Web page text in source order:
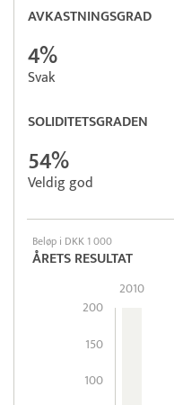
AVKASTNINGSGRAD
4%
Svak
SOLIDITETSGRADEN
54%
Veldig god
Beløp i DKK 1 000
ÅRETS RESULTAT
200
150
100
2010